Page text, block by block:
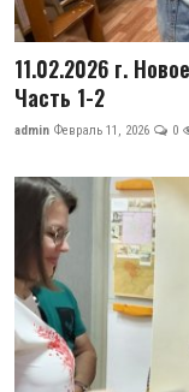
11.02.2026 г.
Часть 1-2
admin Февраль 11, 2026 0